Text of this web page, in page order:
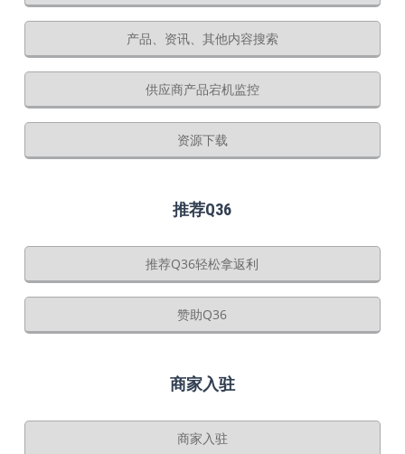
产品、资讯、其他内容搜索
供应商产品宕机监控
资源下载
推荐Q36
推荐Q36轻松拿返利
赞助Q36
商家入驻
商家入驻